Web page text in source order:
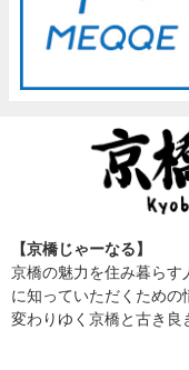
【京橋じゃーなる】
京橋の魅力を住み暮らす
に知っていただくための
変わりゆく京橋と古き良